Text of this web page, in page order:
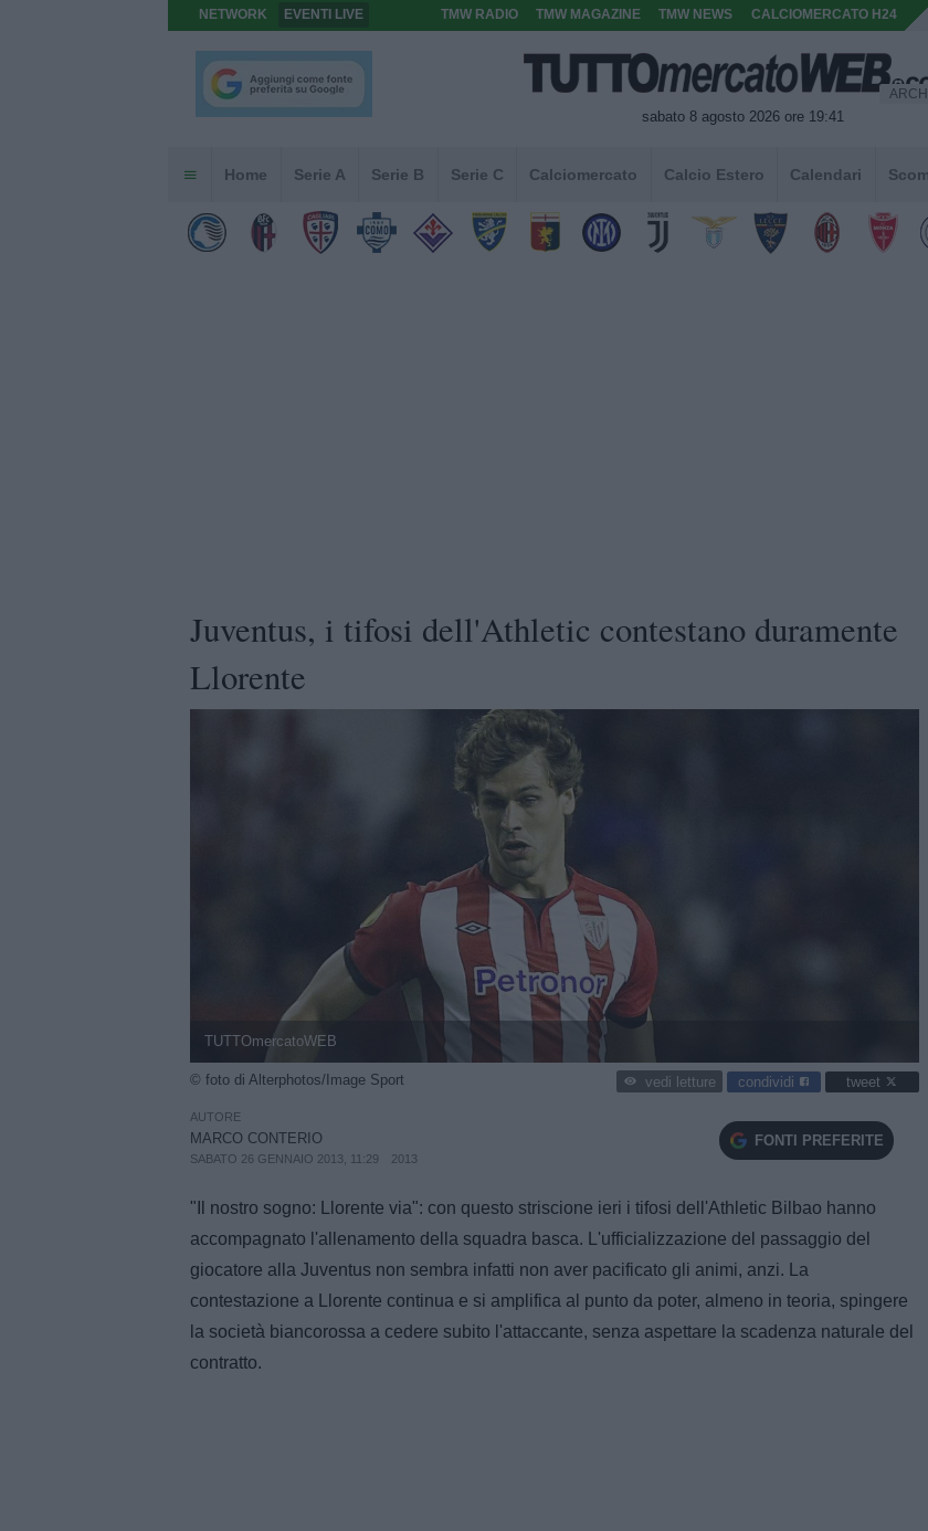
NETWORK EVENTI LIVE TMW RADIO TMW MAGAZINE TMW NEWS CALCIOMERCATO H24
sabato 8 agosto 2026 ore 19:41
Home Serie A Serie B Serie C Calciomercato Calcio Estero Calendari
Juventus, i tifosi dell'Athletic contestano duramente
Llorente
TUTTOmercatoWEB
© foto di Alterphotos/Image Sport vedi letture condividi tweet
AUTORE
MARCO CONTERIO
SABATO 26 GENNAIO 2013, 11:29 2013
FONTI PREFERITE
"Il nostro sogno: Llorente via": con questo striscione ieri i tifosi dell'Athletic Bilbao hanno
accompagnato l'allenamento della squadra basca. L'ufficializzazione del passaggio del
giocatore alla Juventus non sembra infatti non aver pacificato gli animi, anzi. La
contestazione a Llorente continua e si amplifica al punto da poter, almeno in teoria, spingere
la società biancorossa a cedere subito l'attaccante, senza aspettare la scadenza naturale del
contratto.